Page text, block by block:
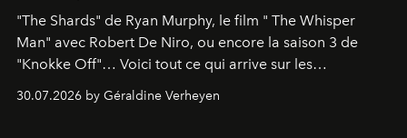
"The Shards" de Ryan Murphy, le film " The Whisper
Man" avec Robert De Niro, ou encore la saison 3 de
"Knokke Off"… Voici tout ce qui arrive sur les
30.07.2026 by Géraldine Verheyen